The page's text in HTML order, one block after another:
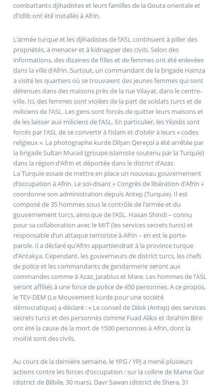
combattants djihadistes et leurs familles de la Gouta orientale et
d’Idlib ont été installés à Afrin.
L’armée turque et les djihadistes de l’ASL continuent à piller des
propriétés, à menacer et à kidnapper des civils. Selon des
informations, des dizaines de filles et de femmes ont été enlevées
dans la ville d’Afrin. Surtout, un commandant de la brigade Hamza
a visité les quartiers où se trouvaient des jeunes femmes qui sont
détenues dans des maisons près de la rue Vilayat, dans le centre-
ville. Ici, des femmes sont violées de la part de soldats turcs et de
miliciens de l’ASL. Les gens sont forcés de quitter leurs maisons et
de les laisser aux miliciens de l’ASL. En particulier, les Yézidis sont
forcés par l’ASL de se convertir à l’islam et d’obéir à leurs « codes
religieux ». La photographe kurde Dilşan Qereçol a été arrêtée par
la brigade Sultan Murad (groupe islamiste soutenu par la Turquie)
dans la région d’Afrin et déportée dans le district d’Azaz.
La Turquie essaie de mettre en place un nouveau gouvernement
d’occupation à Afrin. Le soi-disant « Congrès de libération d’Afrin »
coordonne son administration depuis Antep (Turquie). Il est
composé de 35 hommes sous le contrôle de l’armée et du
gouvernement turcs, ainsi que de l’ASL. Hasan Shindi – connu
pour sa collaboration avec le MIT (les services secrets turcs) et
responsable d’un attaque terroriste à Afrin – en est le porte-
parole. Il a déclaré qu’Afrin appartiendrait à la province turque
d’Antakya. Cependant, les gouverneurs de district turcs, les chefs
de police et les commandants de gendarmerie seront aux
commandes comme à Azaz, Jarablus et Mare. Les hommes de l’ASL
seront affiliés à une force de police de 450 personnes. A ce propos,
le TEV-DEM (Le Mouvement kurde pour une société
démocratique) a déclaré : « Le conseil de Dilok (Antep) des services
secrets turcs et des personnes comme Fuad Aliko et Ibrahim Biro
ont été la cause de la mort de 1500 personnes à Afrin, dont la
moitié sont des civils.
Au cours de la dernière semaine, le YPG / YPJ a mené plusieurs
actions contre les forces d’occupation : sur la colline de Mame Gur
(district de Bilbile, 30 mars), Dayr Sawan (district de Shera, 31